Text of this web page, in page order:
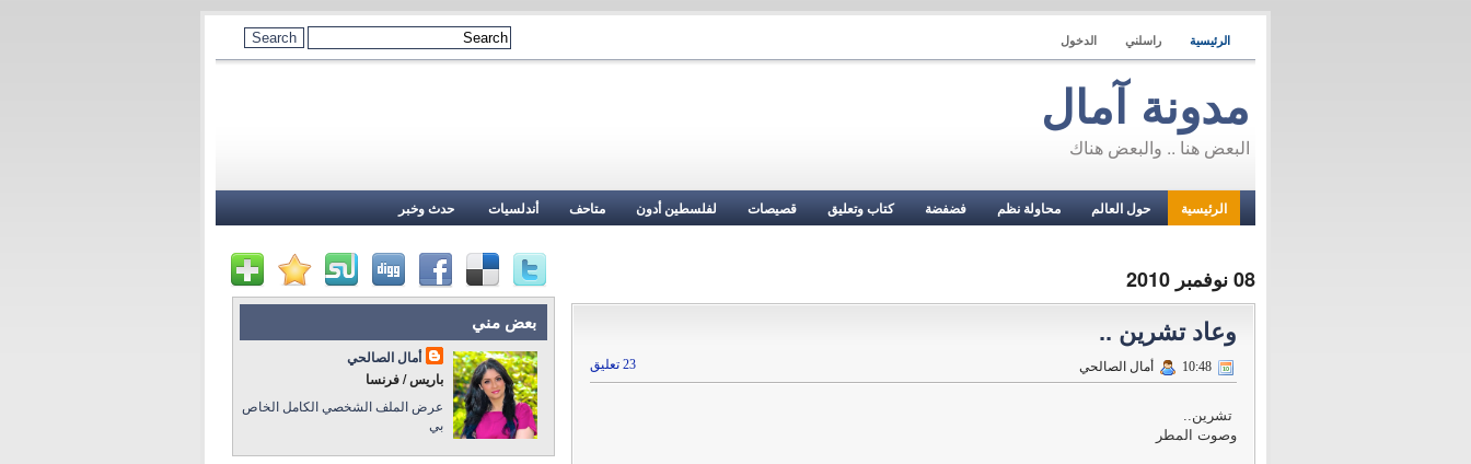
الرئيسية راسلني الدخول
مدونة آمال
البعض هنا .. والبعض هناك
الرئيسية حول العالم محاولة نظم فضفضة كتاب وتعليق قصيصات لفلسطين أدون متاحف أندلسيات حدث وخبر
08 نوفمبر 2010
وعاد تشرين ..
23 تعليق أمال الصالحي
تشرين..
وصوت المطر
بعض مني
أمال الصالحي
باريس / فرنسا
عرض الملف الشخصي الكامل الخاص
بي